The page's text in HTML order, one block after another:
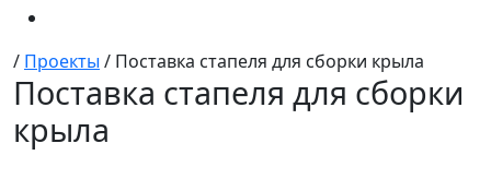
/ Проекты / Поставка стапеля для сборки крыла
Поставка стапеля для сборки
крыла